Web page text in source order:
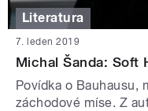
Literatura
7. leden 2019
Michal Šanda: Soft
Povídka o Bauhausu,
záchodové míse. Z